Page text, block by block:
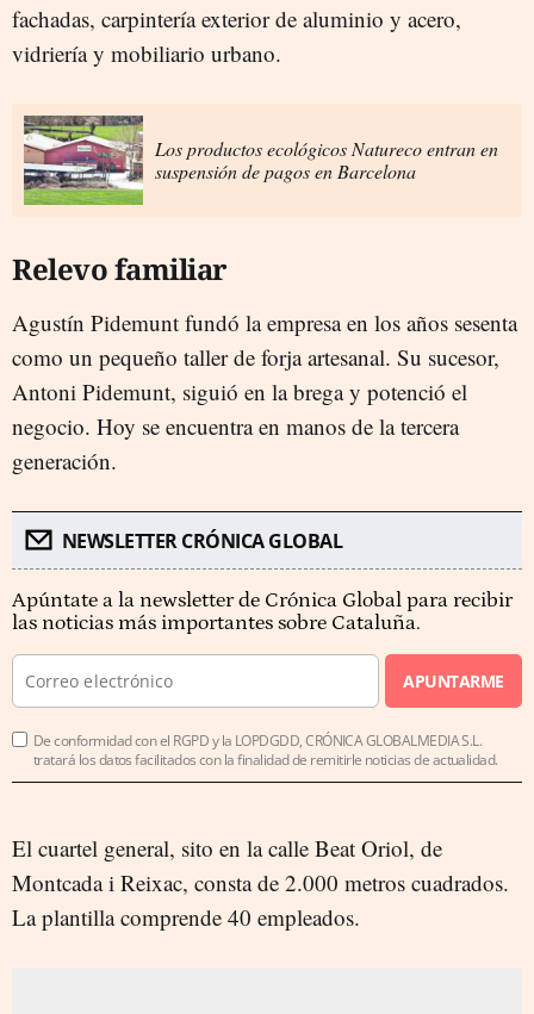
fachadas, carpintería exterior de aluminio y acero,
vidriería y mobiliario urbano.
Los productos ecológicos Natureco entran en
suspensión de pagos en Barcelona
Relevo familiar
Agustín Pidemunt fundó la empresa en los años sesenta
como un pequeño taller de forja artesanal. Su sucesor,
Antoni Pidemunt, siguió en la brega y potenció el
negocio. Hoy se encuentra en manos de la tercera
generación.
NEWSLETTER CRÓNICA GLOBAL
Apúntate a la newsletter de Crónica Global para recibir
las noticias más importantes sobre Cataluña.
APUNTARME
De conformidad con el RGPD y la LOPDGDD, CRÓNICA GLOBALMEDIA S.L.
tratará los datos facilitados con la finalidad de remitirle noticias de actualidad.
El cuartel general, sito en la calle Beat Oriol, de
Montcada i Reixac, consta de 2.000 metros cuadrados.
La plantilla comprende 40 empleados.